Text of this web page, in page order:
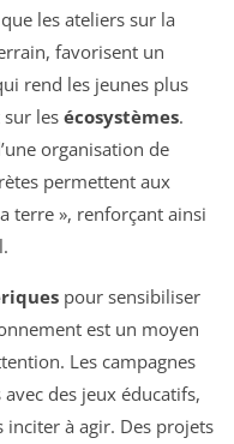
les ateliers sur la
favorisent un
rend les jeunes plus
sur les écosystèmes.
organisation de
permettent aux
terre », renforçant ainsi
pour sensibiliser
est un moyen
Les campagnes
des jeux éducatifs,
à agir. Des projets